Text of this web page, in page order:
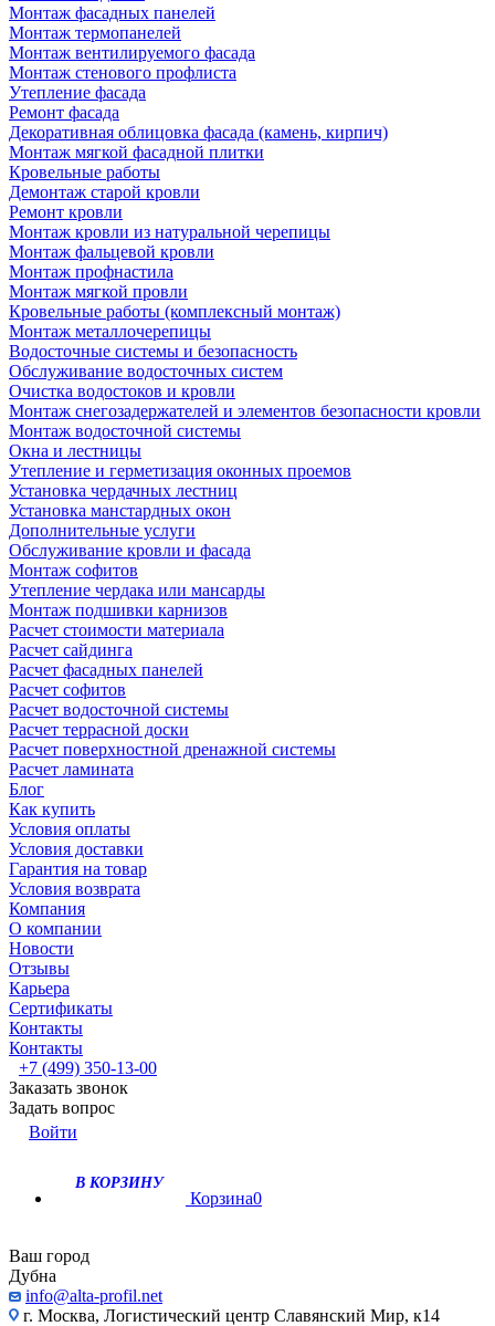
Монтаж фасадных панелей
Монтаж термопанелей
Монтаж вентилируемого фасада
Монтаж стенового профлиста
Утепление фасада
Ремонт фасада
Декоративная облицовка фасада (камень, кирпич)
Монтаж мягкой фасадной плитки
Кровельные работы
Демонтаж старой кровли
Ремонт кровли
Монтаж кровли из натуральной черепицы
Монтаж фальцевой кровли
Монтаж профнастила
Монтаж мягкой провли
Кровельные работы (комплексный монтаж)
Монтаж металлочерепицы
Водосточные системы и безопасность
Обслуживание водосточных систем
Очистка водостоков и кровли
Монтаж снегозадержателей и элементов безопасности кровли
Монтаж водосточной системы
Окна и лестницы
Утепление и герметизация оконных проемов
Установка чердачных лестниц
Установка манстардных окон
Дополнительные услуги
Обслуживание кровли и фасада
Монтаж софитов
Утепление чердака или мансарды
Монтаж подшивки карнизов
Расчет стоимости материала
Расчет сайдинга
Расчет фасадных панелей
Расчет софитов
Расчет водосточной системы
Расчет террасной доски
Расчет поверхностной дренажной системы
Расчет ламината
Блог
Как купить
Условия оплаты
Условия доставки
Гарантия на товар
Условия возврата
Компания
О компании
Новости
Отзывы
Карьера
Сертификаты
Контакты
Контакты
+7 (499) 350-13-00
Заказать звонок
Задать вопрос
Войти
В КОРЗИНУ
Корзина0
Ваш город
Дубна
info@alta-profil.net
г. Москва, Логистический центр Славянский Мир, к14